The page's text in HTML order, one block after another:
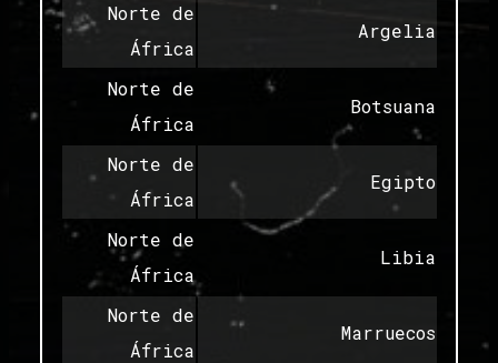
Argelia
Norte de
África
Botsuana
Norte de
África
Egipto
Norte de
África
Libia
Norte de
África
Marruecos
Norte de
África